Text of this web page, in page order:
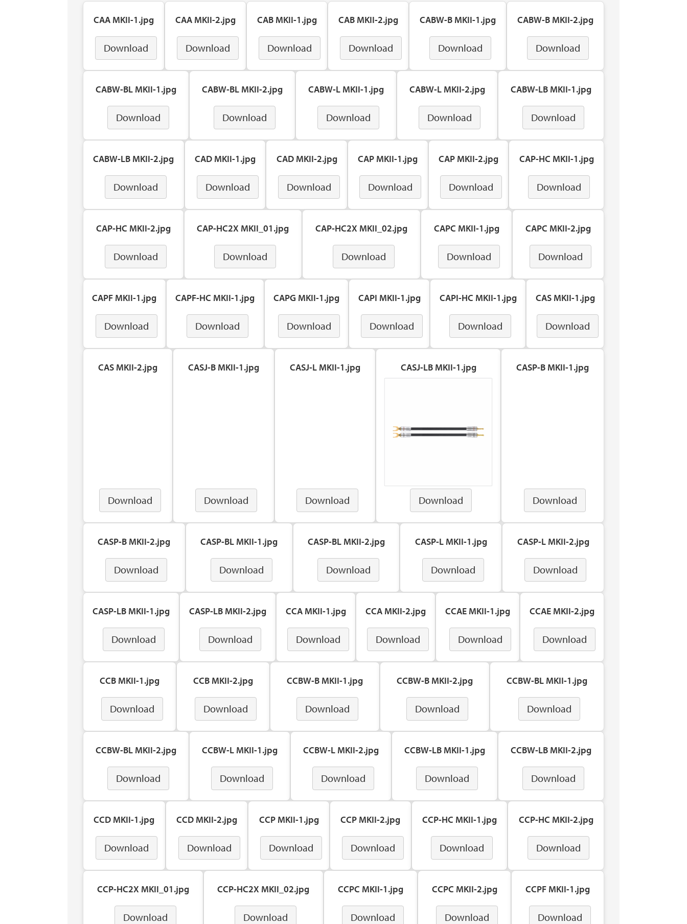
CAA MKII-1.jpg
Download
CAA MKII-2.jpg
Download
CAB MKII-1.jpg
Download
CAB MKII-2.jpg
Download
CABW-B MKII-1.jpg
Download
CABW-B MKII-2.jpg
Download
CABW-BL MKII-1.jpg
Download
CABW-BL MKII-2.jpg
Download
CABW-L MKII-1.jpg
Download
CABW-L MKII-2.jpg
Download
CABW-LB MKII-1.jpg
Download
CABW-LB MKII-2.jpg
Download
CAD MKII-1.jpg
Download
CAD MKII-2.jpg
Download
CAP MKII-1.jpg
Download
CAP MKII-2.jpg
Download
CAP-HC MKII-1.jpg
Download
CAP-HC MKII-2.jpg
Download
CAP-HC2X MKII_01.jpg
Download
CAP-HC2X MKII_02.jpg
Download
CAPC MKII-1.jpg
Download
CAPC MKII-2.jpg
Download
CAPF MKII-1.jpg
Download
CAPF-HC MKII-1.jpg
Download
CAPG MKII-1.jpg
Download
CAPI MKII-1.jpg
Download
CAPI-HC MKII-1.jpg
Download
CAS MKII-1.jpg
Download
CAS MKII-2.jpg
Download
CASJ-B MKII-1.jpg
Download
CASJ-L MKII-1.jpg
Download
CASJ-LB MKII-1.jpg
Download
CASP-B MKII-1.jpg
Download
CASP-B MKII-2.jpg
Download
CASP-BL MKII-1.jpg
Download
CASP-BL MKII-2.jpg
Download
CASP-L MKII-1.jpg
Download
CASP-L MKII-2.jpg
Download
CASP-LB MKII-1.jpg
Download
CASP-LB MKII-2.jpg
Download
CCA MKII-1.jpg
Download
CCA MKII-2.jpg
Download
CCAE MKII-1.jpg
Download
CCAE MKII-2.jpg
Download
CCB MKII-1.jpg
Download
CCB MKII-2.jpg
Download
CCBW-B MKII-1.jpg
Download
CCBW-B MKII-2.jpg
Download
CCBW-BL MKII-1.jpg
Download
CCBW-BL MKII-2.jpg
Download
CCBW-L MKII-1.jpg
Download
CCBW-L MKII-2.jpg
Download
CCBW-LB MKII-1.jpg
Download
CCBW-LB MKII-2.jpg
Download
CCD MKII-1.jpg
Download
CCD MKII-2.jpg
Download
CCP MKII-1.jpg
Download
CCP MKII-2.jpg
Download
CCP-HC MKII-1.jpg
Download
CCP-HC MKII-2.jpg
Download
CCP-HC2X MKII_01.jpg
Download
CCP-HC2X MKII_02.jpg
Download
CCPC MKII-1.jpg
Download
CCPC MKII-2.jpg
Download
CCPF MKII-1.jpg
Download